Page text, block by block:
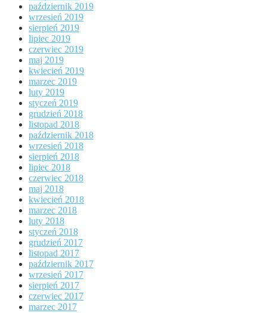
październik 2019
wrzesień 2019
sierpień 2019
lipiec 2019
czerwiec 2019
maj 2019
kwiecień 2019
marzec 2019
luty 2019
styczeń 2019
grudzień 2018
listopad 2018
październik 2018
wrzesień 2018
sierpień 2018
lipiec 2018
czerwiec 2018
maj 2018
kwiecień 2018
marzec 2018
luty 2018
styczeń 2018
grudzień 2017
listopad 2017
październik 2017
wrzesień 2017
sierpień 2017
czerwiec 2017
marzec 2017